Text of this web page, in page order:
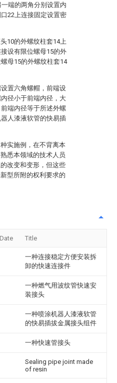
端的两角分别设置内
22上连接固定设置密
10的外螺纹柱套14上
设有限位螺母15的外
母15的外螺纹柱套14
置六角螺帽，前端设
径小于前端内径，大
端内径等于所述外螺
人漆液软管的快易插
实施例，在不背离本
悉本领域的技术人员
改变和变形，但这些
型所附的权利要求的
Title
一种连接稳定方便安装拆
卸的快速连接件
一种燃气用波纹管快速安
装接头
一种喷涂机器人漆液软管
的快易插拔金属接头组件
一种快速管接头
Sealing pipe joint made
of resin